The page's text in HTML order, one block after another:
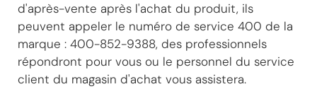
d'après-vente après l'achat du produit, ils
peuvent appeler le numéro de service 400 de la
marque : 400-852-9388, des professionnels
répondront pour vous ou le personnel du service
client du magasin d'achat vous assistera.